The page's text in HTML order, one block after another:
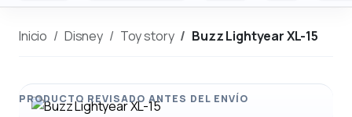
Inicio Disney Toy story Buzz Lightyear XL-15